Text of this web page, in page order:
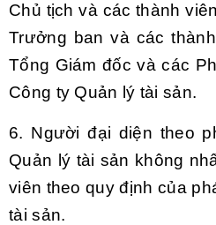
Chủ tịch và các thành
Trưởng ban và các
Tổng Giám đốc và các
Công ty Quản lý tài sản.
6. Người đại diện theo
Quản lý tài sản không
viên theo quy định của
tài sản.